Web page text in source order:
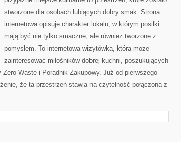
stworzone dla osobach lubiących dobry smak. Strona
internetowa opisuje charakter lokalu, w którym posiłki
mają być nie tylko smaczne, ale również tworzone z
pomysłem. To internetowa wizytówka, która może
zainteresować miłośników dobrej kuchni, poszukujących
Waste i Poradnik Zakupowy. Już od pierwszego
że ta przestrzeń stawia na czytelność połączoną z